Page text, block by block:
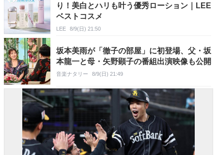
り！美白とハリも叶う優秀ローション｜LEE
ベストコスメ
LEE 8/9(日) 21:50
坂本美雨が「徹子の部屋」に初登場、父・坂
本龍一と母・矢野顕子の番組出演映像も公開
音楽ナタリー 8/9(日) 21:49